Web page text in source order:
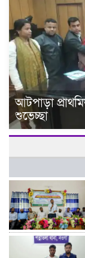
আটপাড়া
শুভেচ্ছা